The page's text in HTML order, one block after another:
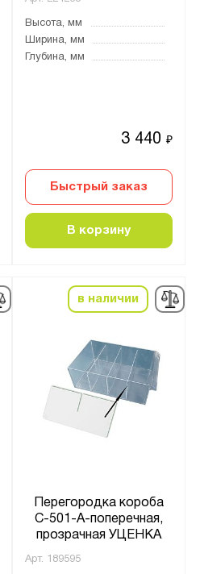
Высота, мм
Ширина, мм
Глубина, мм
3 440₽
Быстрый заказ
В корзину
в наличии
Перегородка короба
С-501-А-поперечная,
прозрачная УЦЕНКА
Арт. 189595